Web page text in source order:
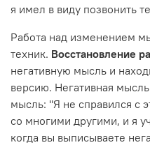
я имел в виду позвонить
Работа над изменением
техник. Восстановление
негативную мысль и
версию. Негативная
мысль: "Я не справился с
со многими другими, и я
когда вы выписываете